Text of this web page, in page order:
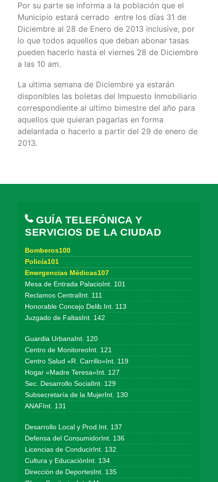
Por su parte se informa a la población que el
Municipio estará cerrado entre los días 31 de
Diciembre al 28 de Enero de 2013 inclusive, por
lo que todos aquellos que deban abonar tasas
pueden hacerlo hasta el viernes 28 de Diciembre
a las 10 am.
La ultima semana de Diciembre ya estarán
disponibles las boletas del Impuesto Inmobiliario
correspondiente al ultimo bimestre del año para
aquellos que quieran pagarlas en forma
adelantada o hacerlo a partir del 29 de enero de
2013.
GUÍA TELEFÓNICA Y
SERVICIOS DE LA CIUDAD
Bomberos100
Policía101
Emergencias Médicas107
Mesa de Entrada PalacioInt. 101
Reclamos CentralInt. 111
Honorable Concejo Delib.Int. 113
Juzgado de FaltasInt. 142
Guardia UrbanaInt. 120
Centro de MonitoreoInt. 121
Centro Salud «R. Carrillo»Int. 119
Hogar «Madre Teresa»Int. 127
Sec. Desarrollo SocialInt. 129
Subsecretaría de la MujerInt. 130
ANAFInt. 131
Desarrollo Local y Prod.Int. 137
Defensa del ConsumidorInt. 136
Licencias de ConducirInt. 132
Cultura y EducaciónInt. 134
Dirección de DeportesInt. 135